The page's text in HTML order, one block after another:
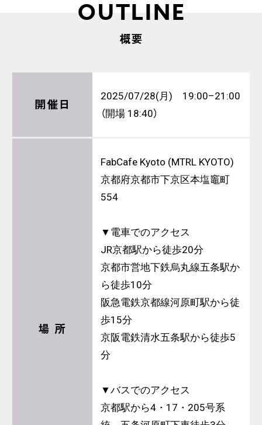
OUTLINE
概要
開催日
2025/07/28(月) 19:00–21:00
（開場 18:40）
場 所
FabCafe Kyoto (MTRL KYOTO)
京都府京都市下京区本塩竈町
554
▼電車でのアクセス
JR京都駅から徒歩20分
京都市営地下鉄烏丸線五条駅か
ら徒歩10分
阪急電鉄京都線河原町駅から徒
歩15分
京阪電鉄清水五条駅から徒歩5
分
▼バスでのアクセス
京都駅から4・17・205号系